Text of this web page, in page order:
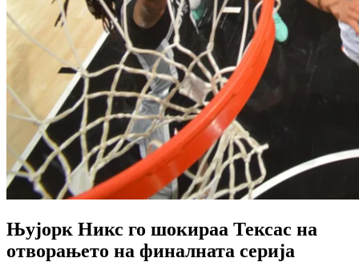
Њујорк Никс го шокираа Тексас на
отворањето на финалната серија